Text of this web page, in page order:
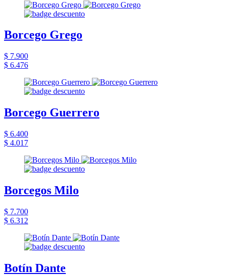
Borcego Grego
$ 7.900
$ 6.476
Borcego Guerrero
$ 6.400
$ 4.017
Borcegos Milo
$ 7.700
$ 6.312
Botín Dante